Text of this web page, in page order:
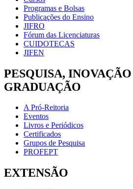
Programas e Bolsas
Publicações do Ensino
JIFRO
Fórum das Licenciaturas
CUIDOTECAS
JIFEN
PESQUISA,
GRADUAÇÃO
A Pró-Reitoria
Eventos
Livros e Periódicos
Certificados
Grupos de Pesquisa
PROFEPT
EXTENSÃO